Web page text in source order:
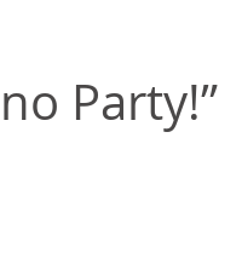
Party!”